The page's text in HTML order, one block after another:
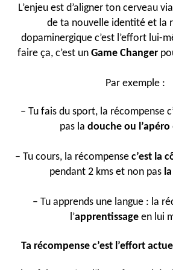
L’enjeu est d’aligner ton cerveau
de ta nouvelle identité et la
dopaminergique c’est l’effort lui-
faire ça, c’est un Game Changer
Par exemple :
– Tu fais du sport, la récompense
pas la douche ou l’apéro
– Tu cours, la récompense c’est la
pendant 2 kms et non pas
– Tu apprends une langue : la
l’apprentissageen lui
Ta récompense c’est l’effort